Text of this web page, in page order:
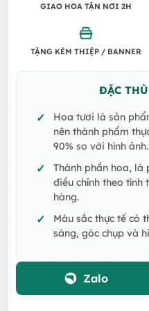
GIAO HOA TẬN NƠI 2H
TẶNG KÈM THIỆP / BANNER
ĐẶC
Hoa tươi là sản
nên thành phẩm
90% so với hình ảnh.
Thành phần hoa, lá
điều chỉnh theo tình
hàng.
Màu sắc thực tế có
sáng, góc chụp và
Zalo